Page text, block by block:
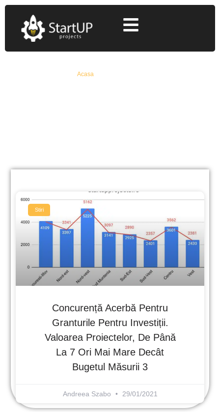
Acasa»
Stiri
Concurență Acerbă Pentru
Granturile Pentru Investiții.
Valoarea Proiectelor, De Până
La 7 Ori Mai Mare Decât
Bugetul Măsurii 3
Andreea Szabo 29/01/2021